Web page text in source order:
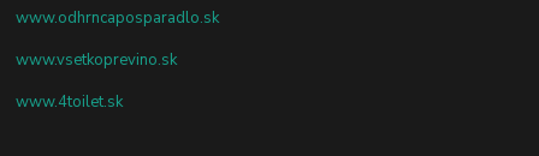
www.odhrncaposparadlo.sk
www.vsetkoprevino.sk
www.4toilet.sk